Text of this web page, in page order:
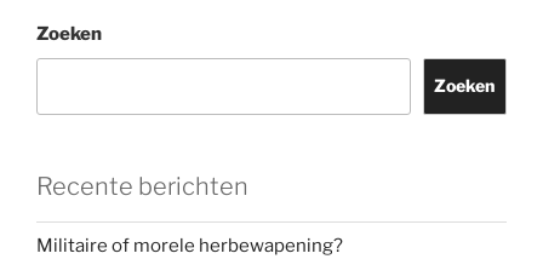
Zoeken
Zoeken
Recente berichten
Militaire of morele herbewapening?